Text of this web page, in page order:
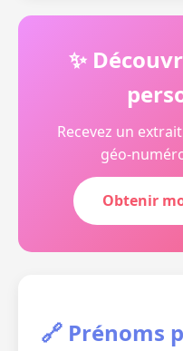
✨
Recevez un
géo-
Obtenir
🔗 Prénoms